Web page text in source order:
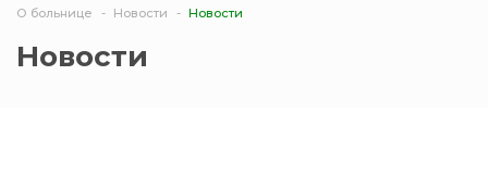
О больнице Новости Новости
Новости